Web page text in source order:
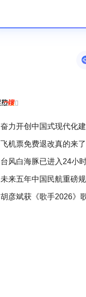

奋力开创中国式现代化
飞机票免费退改真的来了
台风白海豚已进入24小
未来五年中国民航重磅
胡彦斌获《歌手2026》